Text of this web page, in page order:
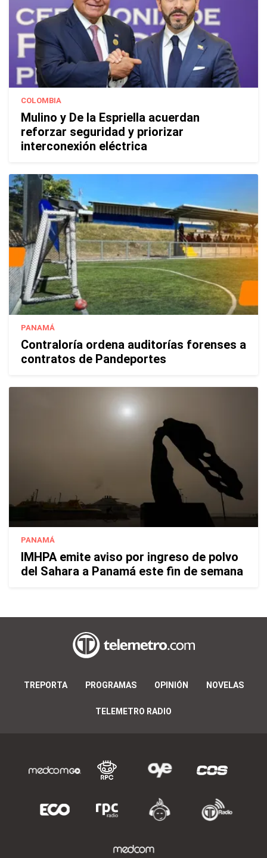
COLOMBIA
Mulino y De la Espriella acuerdan
reforzar seguridad y priorizar
interconexión eléctrica
PANAMÁ
Contraloría ordena auditorías forenses a
contratos de Pandeportes
PANAMÁ
IMHPA emite aviso por ingreso de polvo
del Sahara a Panamá este fin de semana
TREPORTA PROGRAMAS OPINIÓN NOVELAS
TELEMETRO RADIO